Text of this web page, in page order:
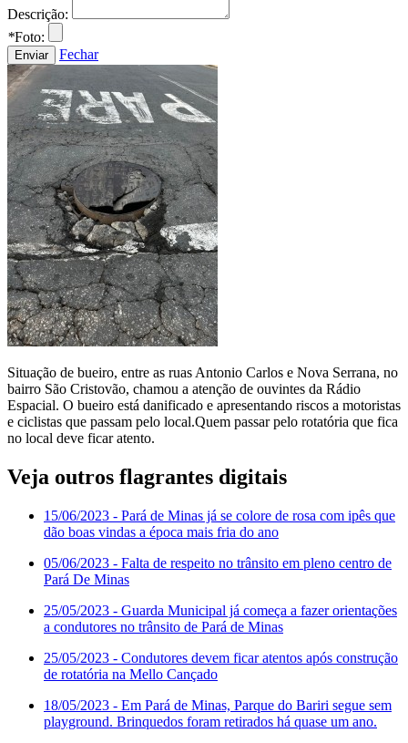
Descrição:
*Foto:
Fechar
Situação de bueiro, entre as ruas Antonio Carlos e Nova Serrana, no
bairro São Cristovão, chamou a atenção de ouvintes da Rádio
Espacial. O bueiro está danificado e apresentando riscos a motoristas
e ciclistas que passam pelo local.Quem passar pelo rotatória que fica
no local deve ficar atento.
Veja outros flagrantes digitais
15/06/2023 - Pará de Minas já se colore de rosa com ipês que
dão boas vindas a época mais fria do ano
05/06/2023 - Falta de respeito no trânsito em pleno centro de
Pará De Minas
25/05/2023 - Guarda Municipal já começa a fazer orientações
a condutores no trânsito de Pará de Minas
25/05/2023 - Condutores devem ficar atentos após construção
de rotatória na Mello Cançado
18/05/2023 - Em Pará de Minas, Parque do Bariri segue sem
playground. Brinquedos foram retirados há quase um ano.